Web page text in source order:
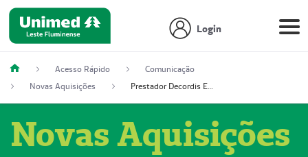
Login
Acesso Rápido
Comunicação
Novas Aquisições
Prestador Decordis Exames Cardiológicos LTDA (51004346-0)
Novas Aquisições